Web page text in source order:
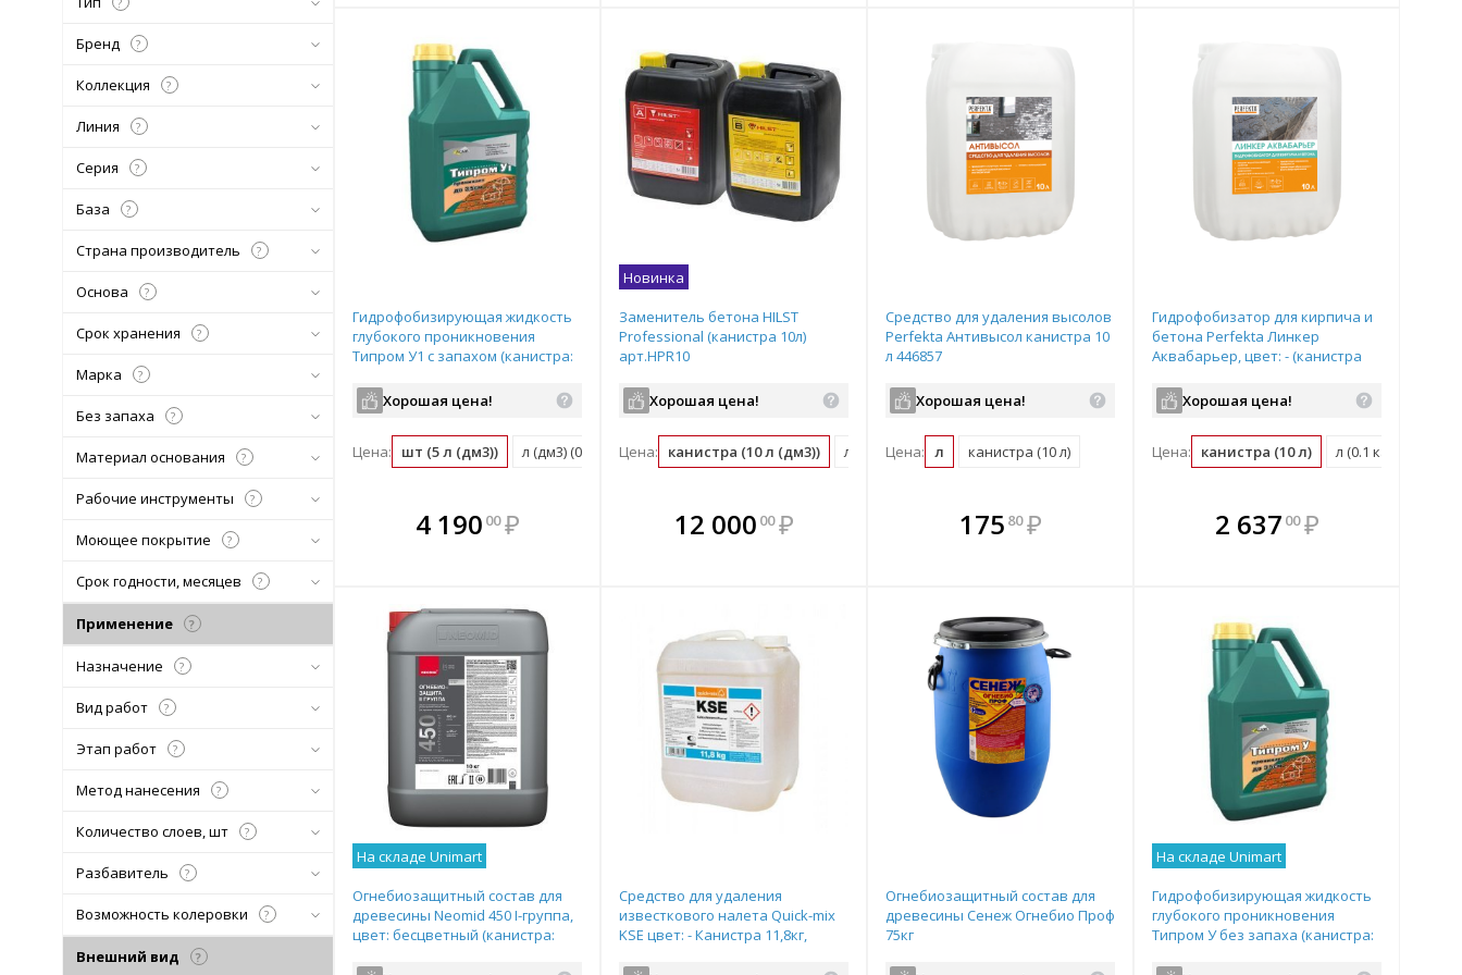
Гидрофобизирующая жидкость
глубокого проникновения
Типром У1 с запахом (канистра:
Хорошая цена!
Цена: шт (5 л (дм3)) л (дм3) (0.2 шт)
всегда выгоднее!
Подобрать комплект
4 190 00 ₽
В комплекте
всегда выгоднее!
Новинка
Заменитель бетона HILST
Professional (канистра 10л)
арт.HPR10
Хорошая цена!
Цена: канистра (10 л (дм3)) л (дм3) (0.1 канистра)
В комплекте
всегда выгоднее!
12 000 00 ₽
В комплекте
всегда выгоднее!
Средство для удаления высолов
Perfekta Антивысол канистра 10
л 446857
Хорошая цена!
Цена: л канистра (10 л)
В комплекте
всегда выгоднее!
175 80 ₽
В комплекте
всегда выгоднее!
Гидрофобизатор для кирпича и
бетона Perfekta Линкер
Аквабарьер, цвет: - (канистра
Хорошая цена!
Цена: канистра (10 л) л (0.1 канистра)
В комплекте
всегда выгоднее!
2 637 00 ₽
На складе Unimart
Огнебиозащитный состав для
древесины Neomid 450 I-группа,
цвет: бесцветный (канистра:
Средство для удаления
известкового налета Quick-mix
KSE цвет: - Канистра 11,8кг,
Огнебиозащитный состав для
древесины Сенеж Огнебио Проф
75кг
На складе Unimart
Гидрофобизирующая жидкость
глубокого проникновения
Типром У без запаха (канистра:
Бренд ?
Коллекция ?
Линия ?
Серия ?
База ?
Страна производитель ?
Основа ?
Срок хранения ?
Марка ?
Без запаха ?
Материал основания ?
Рабочие инструменты ?
Моющее покрытие ?
Срок годности, месяцев ?
Применение ?
Назначение ?
Вид работ ?
Этап работ ?
Метод нанесения ?
Количество слоев, шт ?
Разбавитель ?
Возможность колеровки ?
Внешний вид ?